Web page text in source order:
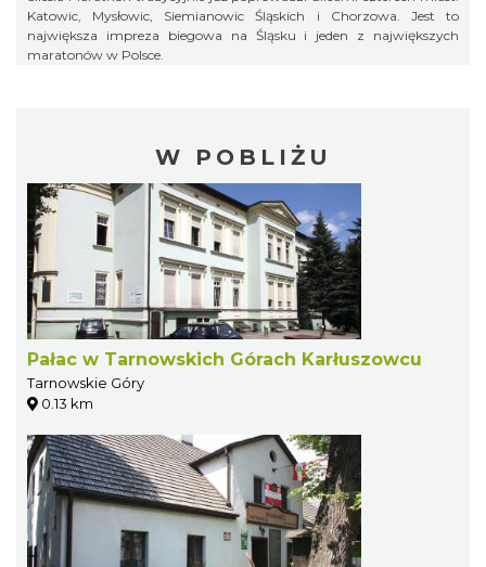
Katowic, Mysłowic, Siemianowic Śląskich i Chorzowa. Jest to
największa impreza biegowa na Śląsku i jeden z największych
maratonów w Polsce.
W POBLIŻU
Pałac w Tarnowskich Górach Karłuszowcu
Tarnowskie Góry
0.13 km